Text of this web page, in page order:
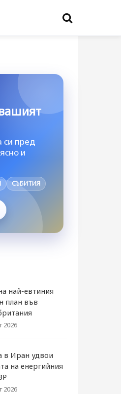
си пред
и
СЪБИТИЯ
най-евтиния
план във
2026
в Иран удвои
на енергийния
2026